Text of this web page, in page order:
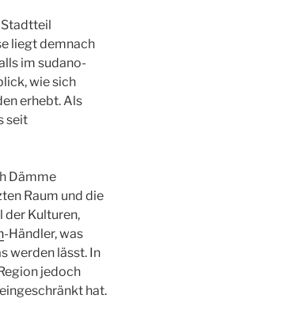
liegt demnach
im sudano-
wie sich
erhebt. Als
seit
Dämme
Raum und die
der Kulturen,
-Händler, was
werden lässt. In
jedoch
hat.